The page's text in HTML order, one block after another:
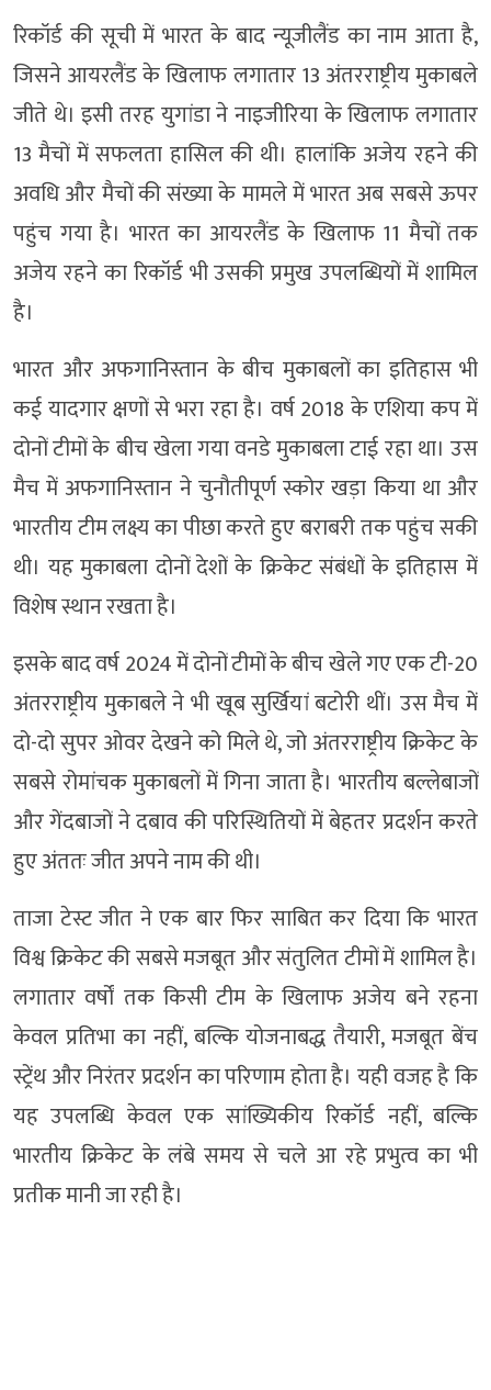
रिकॉर्ड की सूची में भारत के बाद न्यूजीलैंड का नाम आता है,
जिसने आयरलैंड के खिलाफ लगातार 13 अंतरराष्ट्रीय मुकाबले
जीते थे। इसी तरह युगांडा ने नाइजीरिया के खिलाफ लगातार
13 मैचों में सफलता हासिल की थी। हालांकि अजेय रहने की
अवधि और मैचों की संख्या के मामले में भारत अब सबसे ऊपर
पहुंच गया है। भारत का आयरलैंड के खिलाफ 11 मैचों तक
अजेय रहने का रिकॉर्ड भी उसकी प्रमुख उपलब्धियों में शामिल
है।
भारत और अफगानिस्तान के बीच मुकाबलों का इतिहास भी
कई यादगार क्षणों से भरा रहा है। वर्ष 2018 के एशिया कप में
दोनों टीमों के बीच खेला गया वनडे मुकाबला टाई रहा था। उस
मैच में अफगानिस्तान ने चुनौतीपूर्ण स्कोर खड़ा किया था और
भारतीय टीम लक्ष्य का पीछा करते हुए बराबरी तक पहुंच सकी
थी। यह मुकाबला दोनों देशों के क्रिकेट संबंधों के इतिहास में
विशेष स्थान रखता है।
इसके बाद वर्ष 2024 में दोनों टीमों के बीच खेले गए एक टी-20
अंतरराष्ट्रीय मुकाबले ने भी खूब सुर्खियां बटोरी थीं। उस मैच में
दो-दो सुपर ओवर देखने को मिले थे, जो अंतरराष्ट्रीय क्रिकेट के
सबसे रोमांचक मुकाबलों में गिना जाता है। भारतीय बल्लेबाजों
और गेंदबाजों ने दबाव की परिस्थितियों में बेहतर प्रदर्शन करते
हुए अंततः जीत अपने नाम की थी।
ताजा टेस्ट जीत ने एक बार फिर साबित कर दिया कि भारत
विश्व क्रिकेट की सबसे मजबूत और संतुलित टीमों में शामिल है।
लगातार वर्षों तक किसी टीम के खिलाफ अजेय बने रहना
केवल प्रतिभा का नहीं, बल्कि योजनाबद्ध तैयारी, मजबूत बेंच
स्ट्रेंथ और निरंतर प्रदर्शन का परिणाम होता है। यही वजह है कि
यह उपलब्धि केवल एक सांख्यिकीय रिकॉर्ड नहीं, बल्कि
भारतीय क्रिकेट के लंबे समय से चले आ रहे प्रभुत्व का भी
प्रतीक मानी जा रही है।